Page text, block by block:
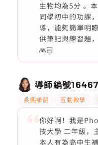
生物均為5分 。
同學初中的功課
導，能夠簡單明
供筆記與練習題
🙏🏻
導師編號
長期補習 互動教學
你好啊！我是
技大學 二年級
本人有為高中生